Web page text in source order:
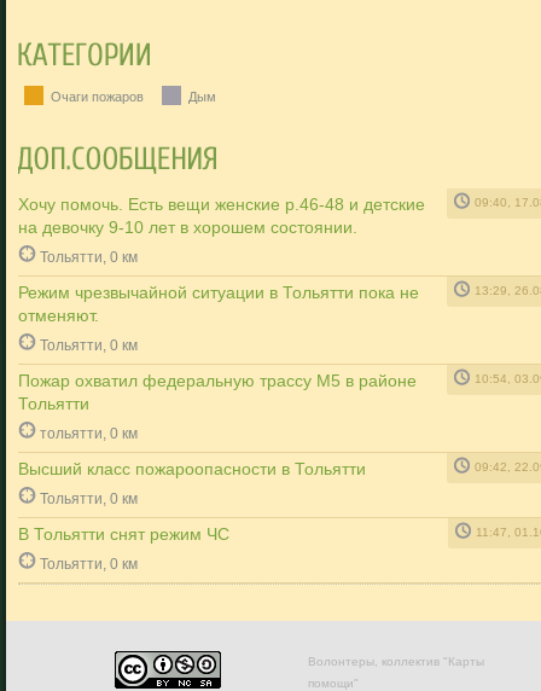
Очаги пожаров Дым
Хочу помочь. Есть вещи женские р.46-48 и детские
на девочку 9-10 лет в хорошем состоянии.
09:40,
Тольятти, 0 км
Режим чрезвычайной ситуации в Тольятти пока не
отменяют.
13:29,
Тольятти, 0 км
Пожар охватил федеральную трассу М5 в районе
Тольятти
10:54,
тольятти, 0 км
Высший класс пожароопасности в Тольятти 09:42,
Тольятти, 0 км
В Тольятти снят режим ЧС 11:47,
Тольятти, 0 км
Волонтеры, коллектив "Карты
помощи"